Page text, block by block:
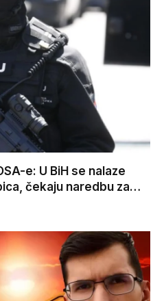
e: U BiH se nalaze
čekaju naredbu za…